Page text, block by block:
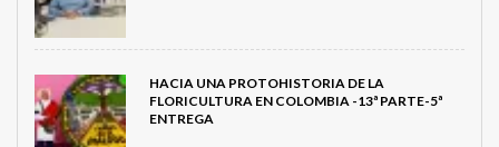
HACIA UNA PROTOHISTORIA DE LA
FLORICULTURA EN COLOMBIA -13ª PARTE-5ª
ENTREGA